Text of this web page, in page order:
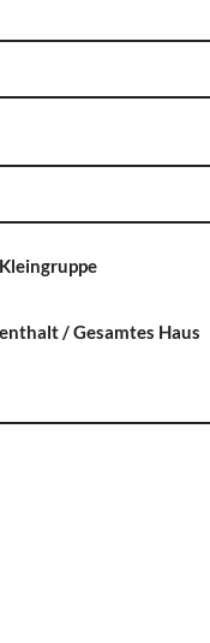
/ Gesamtes Haus